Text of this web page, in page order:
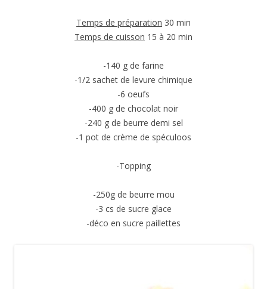
Temps de préparation 30 min
Temps de cuisson 15 à 20 min
-140 g de farine
-1/2 sachet de levure chimique
-6 oeufs
-400 g de chocolat noir
-240 g de beurre demi sel
-1 pot de crème de spéculoos
-Topping
-250g de beurre mou
-3 cs de sucre glace
-déco en sucre paillettes